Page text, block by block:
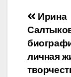
по
Ирина
личная